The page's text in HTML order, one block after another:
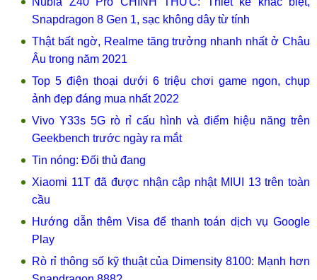
Snapdragon 8 Gen 1, sạc không dây từ tính
Thật bất ngờ, Realme tăng trưởng nhanh nhất ở Châu
Âu trong năm 2021
Top 5 điện thoại dưới 6 triệu chơi game ngon, chụp
ảnh đẹp đáng mua nhất 2022
Vivo Y33s 5G rò rỉ cấu hình và điểm hiệu năng trên
Geekbench trước ngày ra mắt
Tin nóng: Đối thủ đang
Xiaomi 11T đã được nhận cập nhật MIUI 13 trên toàn
cầu
Hướng dẫn thêm Visa để thanh toán dịch vụ Google
Play
Rò rỉ thông số kỹ thuật của Dimensity 8100: Mạnh hơn